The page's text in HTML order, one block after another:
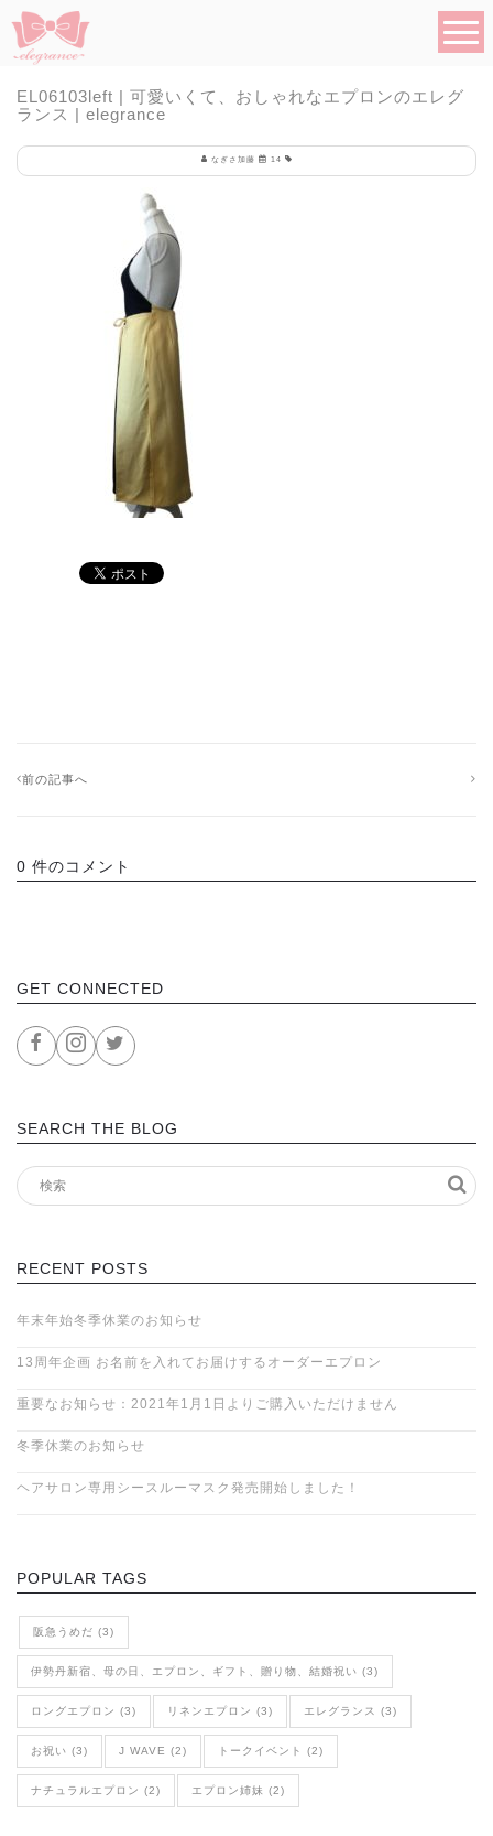
EL06103left | 可愛いくて、おしゃれなエプロンのエレグ
ランス | elegrance
なぎさ加藤 14
前の記事へ
0 件のコメント
GET CONNECTED
SEARCH THE BLOG
RECENT POSTS
年末年始冬季休業のお知らせ
13周年企画 お名前を入れてお届けするオーダーエプロン
重要なお知らせ：2021年1月1日よりご購入いただけません
冬季休業のお知らせ
ヘアサロン専用シースルーマスク発売開始しました！
POPULAR TAGS
阪急うめだ (3)
伊勢丹新宿、母の日、エプロン、ギフト、贈り物、結婚祝い (3)
ロングエプロン (3) リネンエプロン (3) エレグランス (3)
お祝い (3) J WAVE (2) トークイベント (2)
ナチュラルエプロン (2) エプロン姉妹 (2)